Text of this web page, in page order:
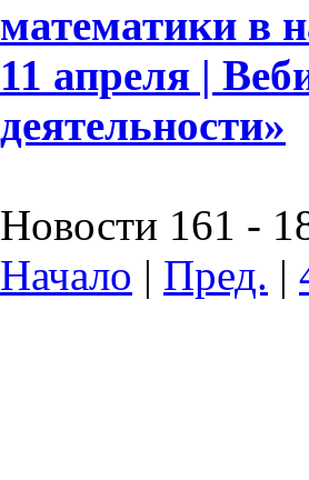
математики в
11 апреля |
деятельности»
Новости 161 -
Начало | Пред. |